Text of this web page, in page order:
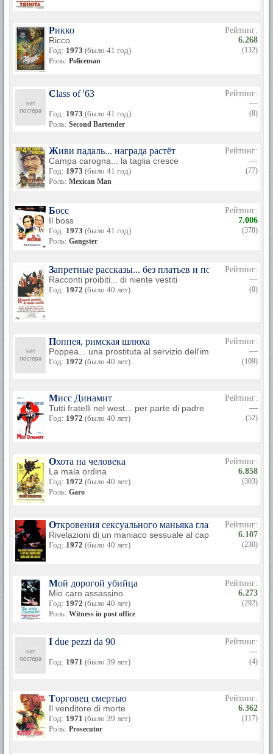
Рикко
Ricco
Год: 1973 (было 41 год)
Роль: Policeman
Рейтинг:
6.268
(132)
Class of '63
Год: 1973 (было 41 год)
Роль: Second Bartender
Рейтинг:
—
(8)
Живи падаль... награда растёт
Campa carogna... la taglia cresce
Год: 1973 (было 41 год)
Роль: Mexican Man
Рейтинг:
—
(77)
Босс
Il boss
Год: 1973 (было 41 год)
Роль: Gangster
Рейтинг:
7.006
(378)
Запретные рассказы... без платьев и подвязок
Racconti proibiti... di niente vestiti
Год: 1972 (было 40 лет)
Рейтинг:
—
(0)
Поппея, римская шлюха
Poppea... una prostituta al servizio dell'impero
Год: 1972 (было 40 лет)
Рейтинг:
—
(109)
Мисс Динамит
Tutti fratelli nel west... per parte di padre
Год: 1972 (было 40 лет)
Рейтинг:
—
(52)
Охота на человека
La mala ordina
Год: 1972 (было 40 лет)
Роль: Garo
Рейтинг:
6.858
(303)
Откровения сексуального маньяка главе
Rivelazioni di un maniaco sessuale al capo della squadra
Год: 1972 (было 40 лет)
Рейтинг:
6.107
(230)
Мой дорогой убийца
Mio caro assassino
Год: 1972 (было 40 лет)
Роль: Witness in post office
Рейтинг:
6.273
(292)
I due pezzi da 90
Год: 1971 (было 39 лет)
Рейтинг:
—
(4)
Торговец смертью
Il venditore di morte
Год: 1971 (было 39 лет)
Роль: Prosecutor
Рейтинг:
6.362
(117)